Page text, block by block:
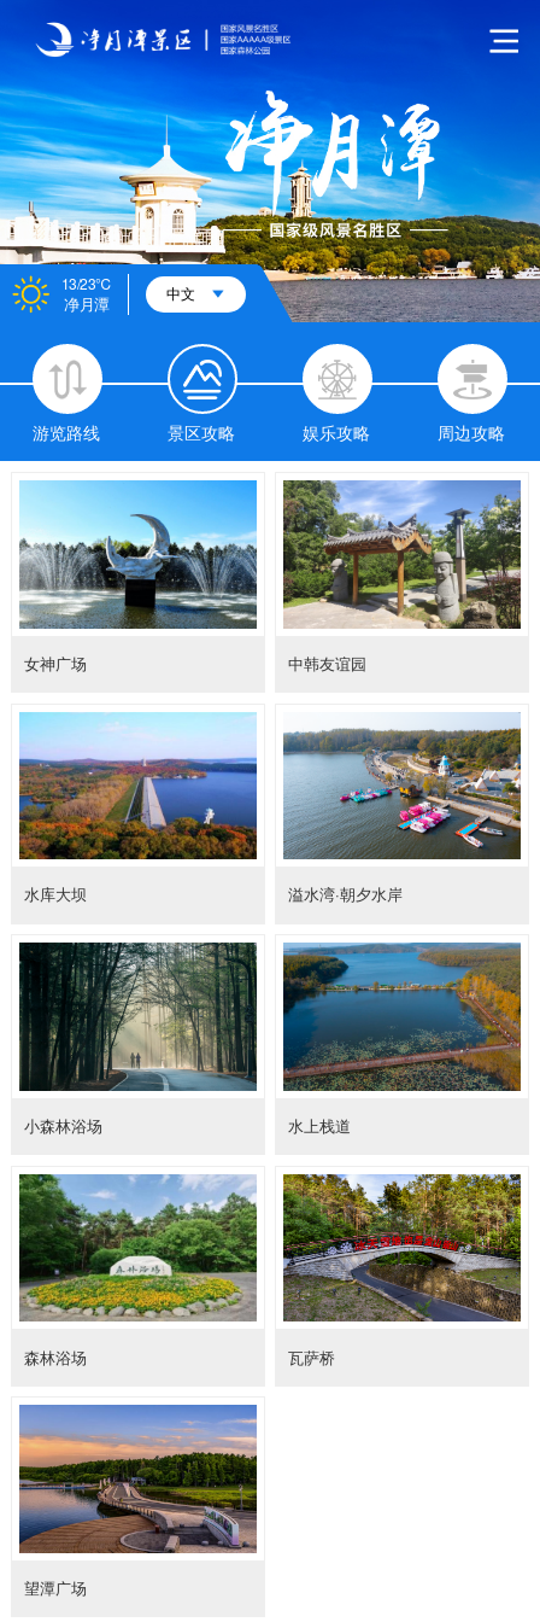
13/23℃
净月潭 中文
游览路线 景区攻略 娱乐攻略 周边攻略
女神广场 中韩友谊园
水库大坝 溢水湾·朝夕水岸
小森林浴场 水上栈道
森林浴场 瓦萨桥
望潭广场